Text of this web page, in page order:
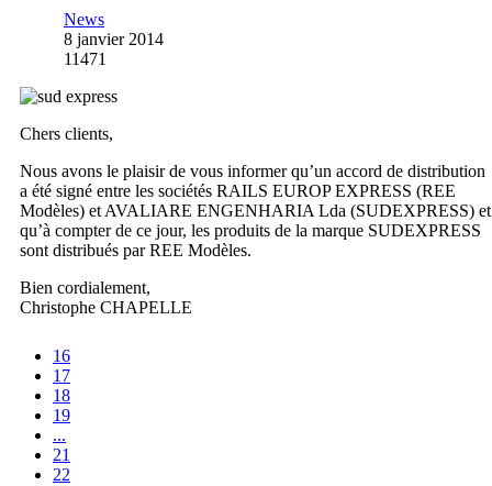
News
8 janvier 2014
11471
Chers clients,
Nous avons le plaisir de vous informer qu’un accord de distribution
a été signé entre les sociétés RAILS EUROP EXPRESS (REE
Modèles) et AVALIARE ENGENHARIA Lda (SUDEXPRESS) et
qu’à compter de ce jour, les produits de la marque SUDEXPRESS
sont distribués par REE Modèles.
Bien cordialement,
Christophe CHAPELLE
16
17
18
19
...
21
22